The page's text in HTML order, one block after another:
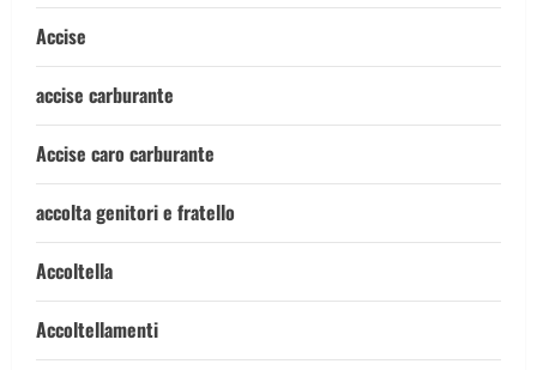
Accise
accise carburante
Accise caro carburante
accolta genitori e fratello
Accoltella
Accoltellamenti